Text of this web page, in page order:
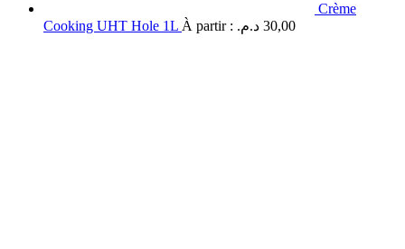
Crème
Cooking UHT Hole 1L À partir : 30,00 د.م.